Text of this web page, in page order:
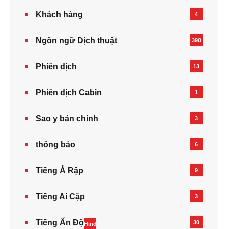
Khách hàng 4
Ngôn ngữ Dịch thuật 390
Phiên dịch 13
Phiên dịch Cabin 1
Sao y bản chính 3
thông báo 6
Tiếng Ả Rập 9
Tiếng Ai Cập 3
Tiếng Ấn ĐộHindi 30